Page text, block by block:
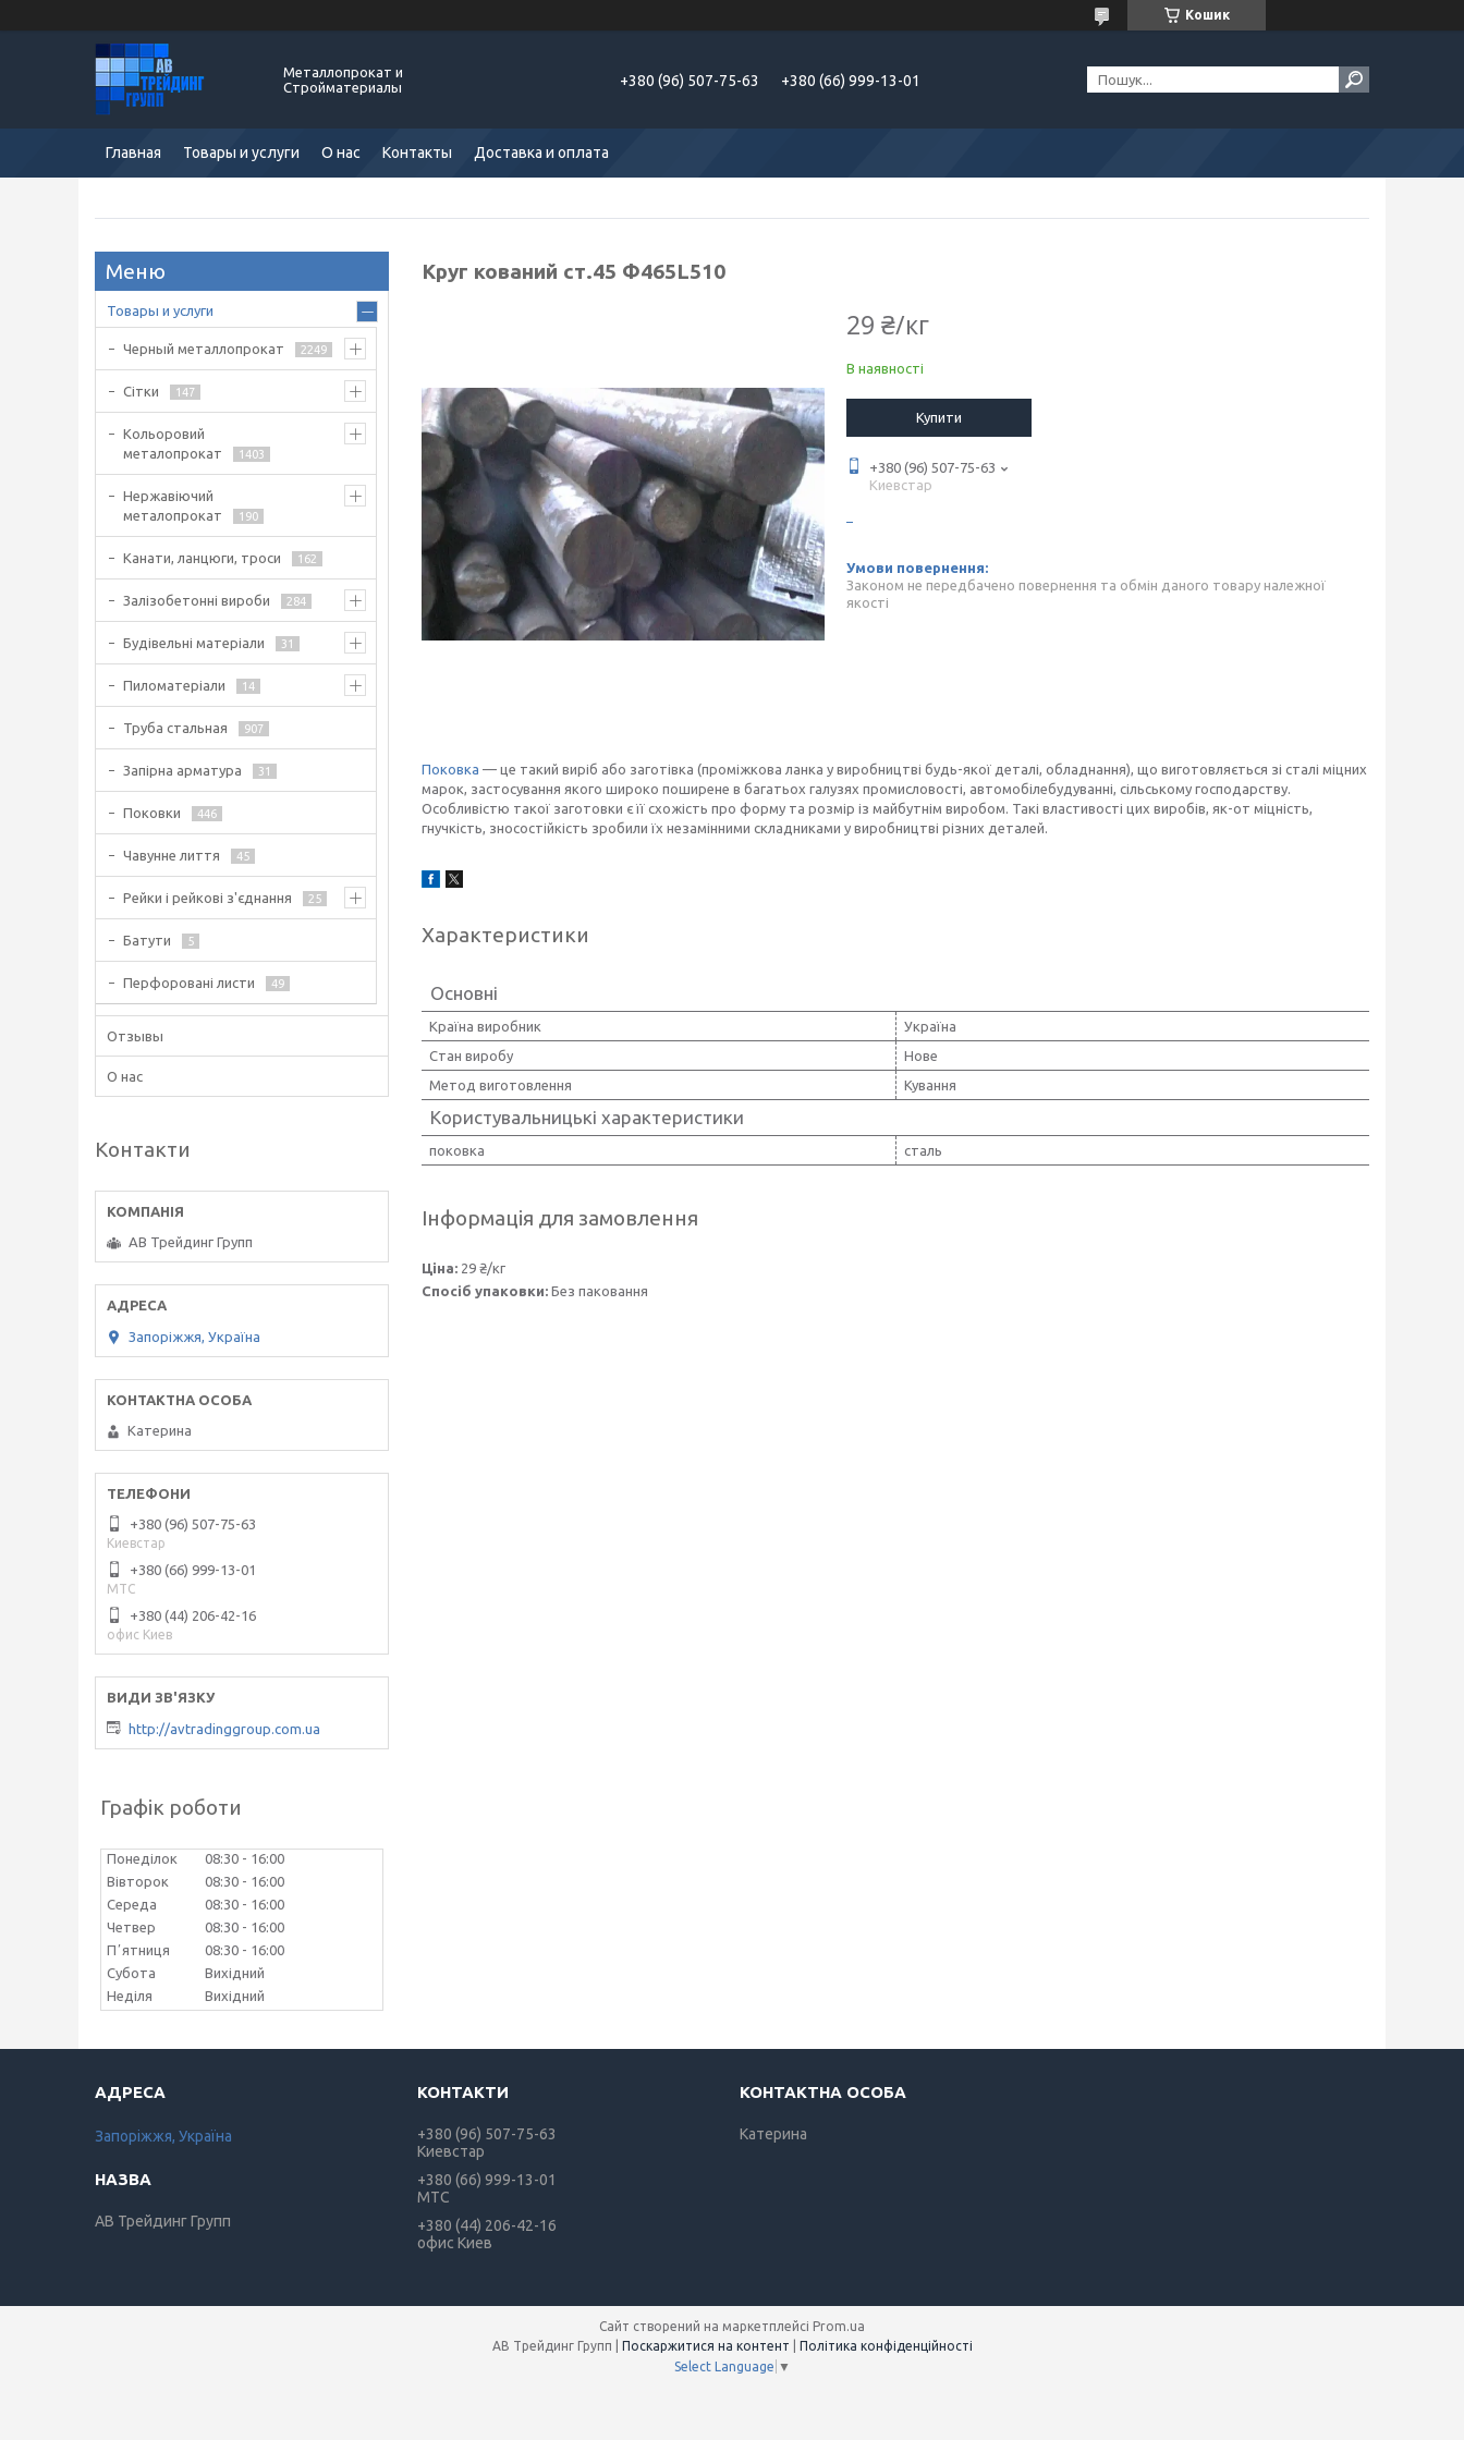
Кошик
Металлопрокат и
Стройматериалы
+380 (96) 507-75-63 +380 (66) 999-13-01
Главная Товары и услуги О нас Контакты Доставка и оплата
Круг кований ст.45 Ф465L510
29 ₴/кг
В наявності
Купити
+380 (96) 507-75-63
Киевстар
Законом не передбачено повернення та обмін даного товару належної
якості
Поковка — це такий виріб або заготівка (проміжкова ланка у виробництві будь-якої деталі, обладнання), що виготовляється зі сталі міцних
марок, застосування якого широко поширене в багатьох галузях промисловості, автомобілебудуванні, сільському господарству.
Особливістю такої заготовки є її схожість про форму та розмір із майбутнім виробом. Такі властивості цих виробів, як-от міцність,
гнучкість, зносостійкість зробили їх незамінними складниками у виробництві різних деталей.
Характеристики
Основні
Країна виробник
Україна
Стан виробу
Нове
Метод виготовлення
Кування
Користувальницькі характеристики
поковка сталь
Інформація для замовлення
Ціна: 29 ₴/кг
Спосіб упаковки: Без паковання
Товары и услуги
Черный металлопрокат 2249
Сітки 147
Кольоровий
металопрокат
1403
Нержавіючий
металопрокат
190
Канати, ланцюги, троси 162
Залізобетонні вироби 284
Будівельні матеріали 31
Пиломатеріали 14
Труба стальная 907
Запірна арматура 31
Поковки 446
Чавунне лиття 45
Рейки і рейкові з'єднання 25
Батути 5
Перфоровані листи 49
Отзывы
О нас
Контакти
АВ Трейдинг Групп
Запоріжжя, Україна
Катерина
+380 (96) 507-75-63
Киевстар
+380 (66) 999-13-01
МТС
+380 (44) 206-42-16
офис Киев
http://avtradinggroup.com.ua
Графік роботи
Понеділок 08:30
16:00
Вівторок
08:30
16:00
Середа
08:30
16:00
Четвер
08:30
16:00
Пʼятниця
08:30
16:00
Субота
Вихідний
Неділя
Вихідний
Запоріжжя, Україна
АВ Трейдинг Групп
+380 (96) 507-75-63
Киевстар
+380 (66) 999-13-01
МТС
+380 (44) 206-42-16
офис Киев
Катерина
Сайт створений на маркетплейсі Prom.ua
Поскаржитися на контент
Політика конфіденційності
Select Language ▼